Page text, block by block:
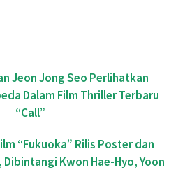
Jeon Jong Seo Perlihatkan
Dalam Film Thriller Terbaru
“Call”
“Fukuoka” Rilis Poster dan
Kwon Hae-Hyo, Yoon